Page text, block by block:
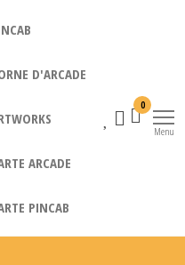
D'ARCADE
ARCADE
PINCAB
0
Menu